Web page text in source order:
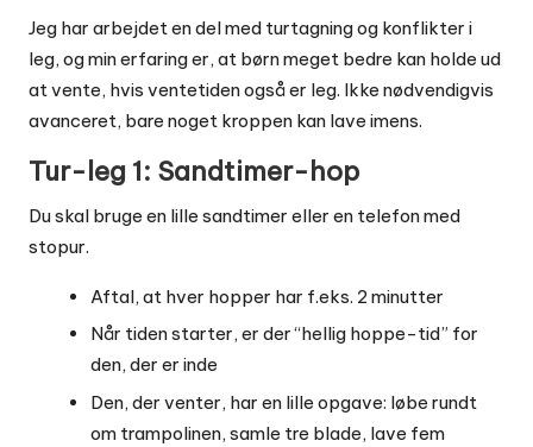
Jeg har arbejdet en del med turtagning og konflikter i
leg, og min erfaring er, at børn meget bedre kan holde ud
at vente, hvis ventetiden også er leg. Ikke nødvendigvis
avanceret, bare noget kroppen kan lave imens.
Tur-leg 1: Sandtimer-hop
Du skal bruge en lille sandtimer eller en telefon med
stopur.
Aftal, at hver hopper har f.eks. 2 minutter
Når tiden starter, er der “hellig hoppe-tid” for
den, der er inde
Den, der venter, har en lille opgave: løbe rundt
om trampolinen, samle tre blade, lave fem